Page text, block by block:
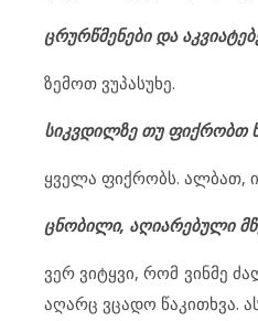
ცრურწმენები და
ზემოთ ვუპასუხე.
სიკვდილზე თუ ფიქრობთ
ყველა ფიქრობს. ალბათ,
ცნობილი, აღიარებული
ვერ ვიტყვი, რომ ვინმე
აღარც ვცადო წაკითხვა.